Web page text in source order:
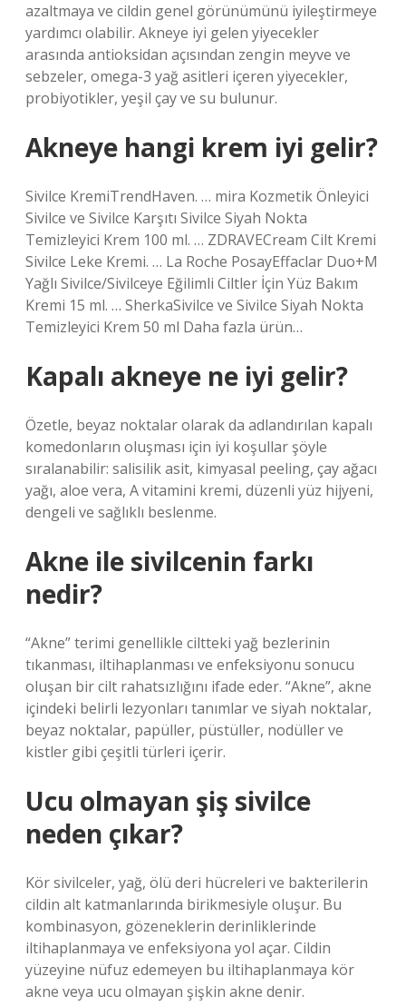
azaltmaya ve cildin genel görünümünü iyileştirmeye
yardımcı olabilir. Akneye iyi gelen yiyecekler
arasında antioksidan açısından zengin meyve ve
sebzeler, omega-3 yağ asitleri içeren yiyecekler,
probiyotikler, yeşil çay ve su bulunur.
Akneye hangi krem iyi gelir?
Sivilce KremiTrendHaven. … mira Kozmetik Önleyici
Sivilce ve Sivilce Karşıtı Sivilce Siyah Nokta
Temizleyici Krem 100 ml. … ZDRAVECream Cilt Kremi
Sivilce Leke Kremi. … La Roche PosayEffaclar Duo+M
Yağlı Sivilce/Sivilceye Eğilimli Ciltler İçin Yüz Bakım
Kremi 15 ml. … SherkaSivilce ve Sivilce Siyah Nokta
Temizleyici Krem 50 ml Daha fazla ürün…
Kapalı akneye ne iyi gelir?
Özetle, beyaz noktalar olarak da adlandırılan kapalı
komedonların oluşması için iyi koşullar şöyle
sıralanabilir: salisilik asit, kimyasal peeling, çay ağacı
yağı, aloe vera, A vitamini kremi, düzenli yüz hijyeni,
dengeli ve sağlıklı beslenme.
Akne ile sivilcenin farkı
nedir?
“Akne” terimi genellikle ciltteki yağ bezlerinin
tıkanması, iltihaplanması ve enfeksiyonu sonucu
oluşan bir cilt rahatsızlığını ifade eder. “Akne”, akne
içindeki belirli lezyonları tanımlar ve siyah noktalar,
beyaz noktalar, papüller, püstüller, nodüller ve
kistler gibi çeşitli türleri içerir.
Ucu olmayan şiş sivilce
neden çıkar?
Kör sivilceler, yağ, ölü deri hücreleri ve bakterilerin
cildin alt katmanlarında birikmesiyle oluşur. Bu
kombinasyon, gözeneklerin derinliklerinde
iltihaplanmaya ve enfeksiyona yol açar. Cildin
yüzeyine nüfuz edemeyen bu iltihaplanmaya kör
akne veya ucu olmayan şişkin akne denir.